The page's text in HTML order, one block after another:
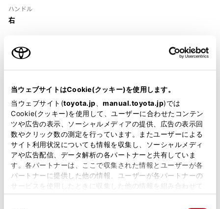
当ウェブサイトはCookie(クッキー)を使用します。
当ウェブサイト(toyota.jp manual.toyota.jp)では
Cookie(クッキー)を使用して、ユーザーに合わせたコンテン
ツや広告の表示、ソーシャルメディアの提供、広告の表示回
数やクリック数の測定を行っています。またユーザーによる
サイト利用状況についても情報を収集し、ソーシャルメディ
アや広告配信、データ解析の各パートナーと共有していま
す。各パートナーは、ここで収集された情報とユーザーが各
パートナーに提供した他の情報、ユーザーが各パートナーの
サービスを使用したときに収集した他の情報を組み合わせて
使用することがあります。当ウェブサイトの使用を続行する
ハンドル
右
装備・仕様
装備説明/用語解説
基本装備
パワステ